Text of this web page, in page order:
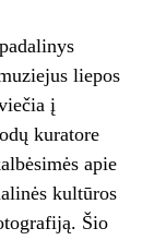
liepos
į
kuratore
apie
kultūros
Šio